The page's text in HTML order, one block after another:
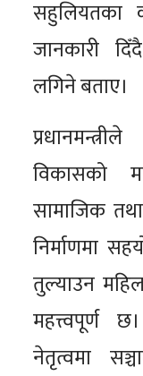
सहुलियतका
जानकारी
लगिने बताए।
विकासको
सामाजिक
निर्माणमा
तुल्याउन
महत्त्वपूर्ण
नेतृत्वमा